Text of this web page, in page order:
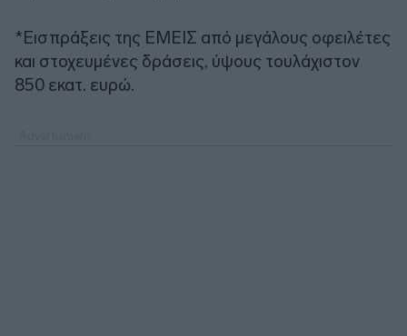
*Εισπράξεις της ΕΜΕΙΣ από μεγάλους οφειλέτες
και στοχευμένες δράσεις, ύψους τουλάχιστον
850 εκατ. ευρώ.